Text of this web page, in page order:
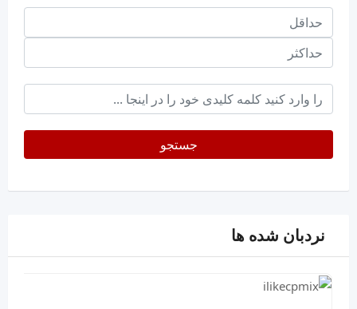
حداقل
قیمت
حداکثر
keyword
جستجو
نردبان شده ها